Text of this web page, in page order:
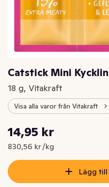
Catstick Mini
18 g, Vitakraft
Visa alla varor från Vitakraft
Nuvarande pris är: 14,95 kr
14,95 kr
830,56 kr /kg
Styckpris: 830,56 kr /kg
Lägg